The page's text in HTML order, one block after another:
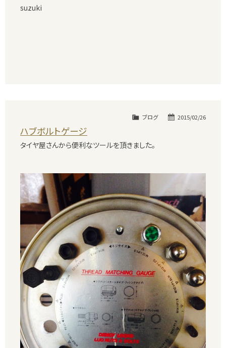
suzuki
2015/02/26
ブログ
ハブボルトゲージ
タイヤ屋さんから便利なツールを頂きました。